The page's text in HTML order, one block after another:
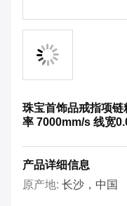
珠宝首饰品戒指项
率 7000mm/s 线宽
产品详细信息
原产地: 长沙，中国